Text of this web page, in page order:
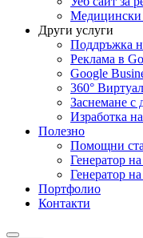
Медицински
Други услуги
Поддръжка
Реклама в
Google
360°
Заснемане с
Изработка
Полезно
Помощни
Генератор
Генератор
Портфолио
Контакти